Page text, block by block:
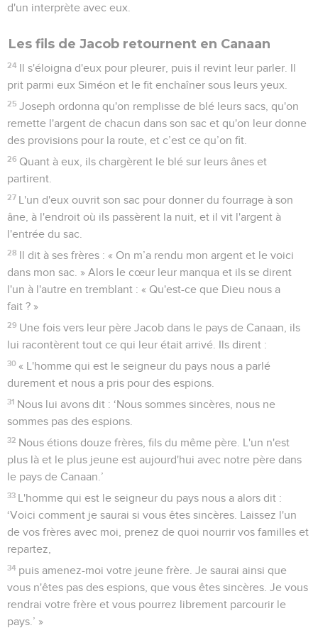
d'un interprète avec eux.
Les fils de Jacob retournent en Canaan
24 Il s'éloigna d'eux pour pleurer, puis il revint leur parler. Il
prit parmi eux Siméon et le fit enchaîner sous leurs yeux.
25 Joseph ordonna qu'on remplisse de blé leurs sacs, qu'on
remette l'argent de chacun dans son sac et qu'on leur donne
des provisions pour la route, et c’est ce qu’on fit.
26 Quant à eux, ils chargèrent le blé sur leurs ânes et
partirent.
27 L'un d'eux ouvrit son sac pour donner du fourrage à son
âne, à l'endroit où ils passèrent la nuit, et il vit l'argent à
l'entrée du sac.
28 Il dit à ses frères : « On m’a rendu mon argent et le voici
dans mon sac. » Alors le cœur leur manqua et ils se dirent
l'un à l'autre en tremblant : « Qu'est-ce que Dieu nous a
fait ? »
29 Une fois vers leur père Jacob dans le pays de Canaan, ils
lui racontèrent tout ce qui leur était arrivé. Ils dirent :
30 « L'homme qui est le seigneur du pays nous a parlé
durement et nous a pris pour des espions.
31 Nous lui avons dit : ‘Nous sommes sincères, nous ne
sommes pas des espions.
32 Nous étions douze frères, fils du même père. L'un n'est
plus là et le plus jeune est aujourd'hui avec notre père dans
le pays de Canaan.’
33 L'homme qui est le seigneur du pays nous a alors dit :
‘Voici comment je saurai si vous êtes sincères. Laissez l'un
de vos frères avec moi, prenez de quoi nourrir vos familles et
repartez,
34 puis amenez-moi votre jeune frère. Je saurai ainsi que
vous n'êtes pas des espions, que vous êtes sincères. Je vous
rendrai votre frère et vous pourrez librement parcourir le
pays.’ »